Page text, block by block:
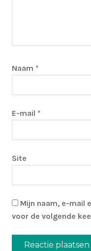
Naam *
E-mail *
Site
Mijn naam, e-mail
voor de volgende